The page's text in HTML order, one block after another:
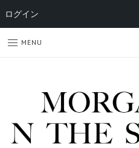
MENU
ログイン